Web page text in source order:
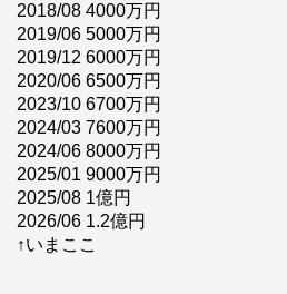
2018/08 4000万円
2019/06 5000万円
2019/12 6000万円
2020/06 6500万円
2023/10 6700万円
2024/03 7600万円
2024/06 8000万円
2025/01 9000万円
2025/08 1億円
2026/06 1.2億円
↑いまここ